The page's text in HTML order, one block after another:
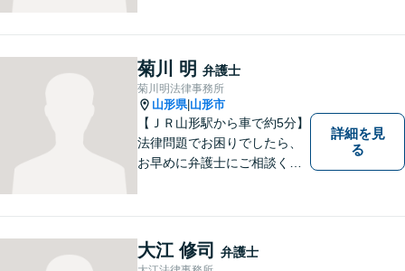
菊川 明 弁護士
菊川明法律事務所
山形県| 山形市
【ＪＲ山形駅から車で約5分】
法律問題でお困りでしたら、
お早めに弁護士にご相談くだ
寧にお伺いいたします。
詳細を見
る
大江 修司 弁護士